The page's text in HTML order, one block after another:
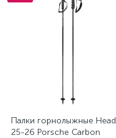
Палки горнолыжные Head
25-26 Porsche Carbon